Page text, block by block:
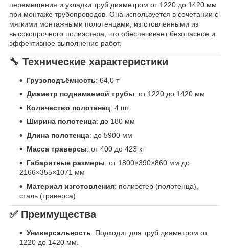
перемещения и укладки труб диаметром от 1220 до 1420 мм
при монтаже трубопроводов. Она используется в сочетании с
мягкими монтажными полотенцами, изготовленными из
высокопрочного полиэстера, что обеспечивает безопасное и
эффективное выполнение работ.
🔧 Технические характеристики
Грузоподъёмность: 64,0 т
Диаметр поднимаемой трубы: от 1220 до 1420 мм
Количество полотенец: 4 шт.
Ширина полотенца: до 180 мм
Длина полотенца: до 5900 мм
Масса траверсы: от 400 до 423 кг
Габаритные размеры: от 1800×390×860 мм до
2166×355×1071 мм
Материал изготовления: полиэстер (полотенца),
сталь (траверса)
✅ Преимущества
Универсальность: Подходит для труб диаметром от
1220 до 1420 мм.